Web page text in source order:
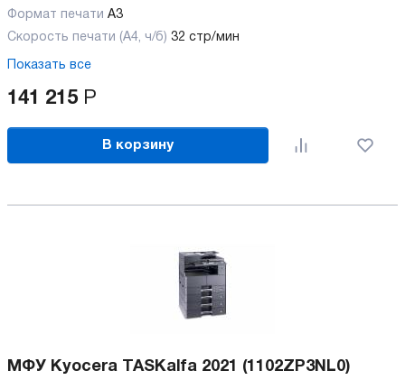
Формат печати A3
Скорость печати (А4, ч/б) 32 стр/мин
Показать все
141 215 Р
В корзину
МФУ Kyocera TASKalfa 2021 (1102ZP3NL0)